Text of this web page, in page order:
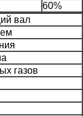
60%
вал
газов